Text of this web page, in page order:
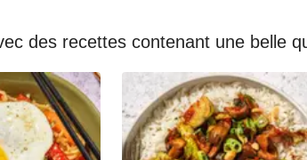
des recettes contenant une belle